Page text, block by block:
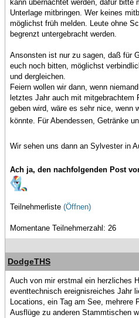
kann übernachtet werden, dafür bitte
Unterlage mitbringen. Wer keines
möglichst früh melden. Leute ohne
begrenzt untergebracht werden.
Ansonsten ist nur zu sagen, daß für
euch noch bitten, möglichst
und dergleichen.
Feiern wollen wir dann, wenn
letztes Jahr auch mit mitgebrachtem
geben wird, wäre es sehr nice, wenn
könnte. Für Abendessen, Getränke
Wir sehen uns dann an Sylvester in
Ach ja, den nachfolgenden Post
Teilnehmerliste (Öffnen)
Momentane Teilnehmerzahl: 26
DodgeTHS
Auch von mir erstmal ein herzliches
eventtechnisch ereignisreiches Jahr
Locations, ein Tag am See, mehrere
Ausflüge zu anderen Stammtischen